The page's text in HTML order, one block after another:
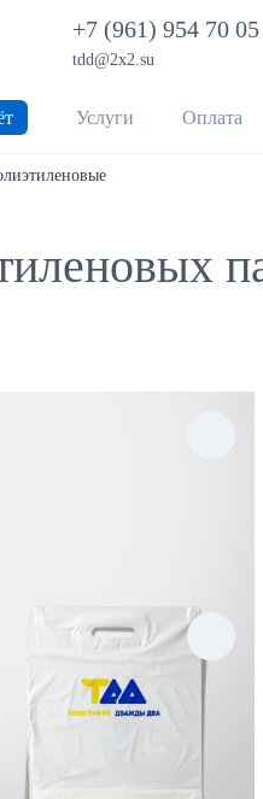
+7 (961) 954 70 05
tdd@2x2.su
Услуги Оплата